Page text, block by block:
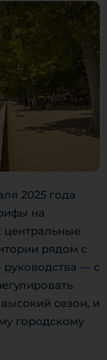
2025 года
на
центральные
рядом с
— с
сезон, и
городскому